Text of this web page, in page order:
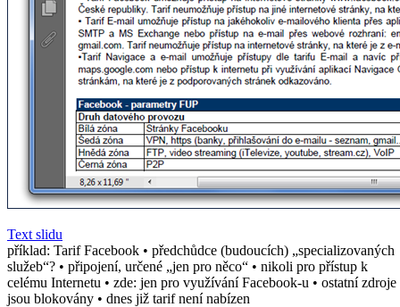
Text slidu
příklad: Tarif Facebook • předchůdce (budoucích) „specializovaných
služeb“? • připojení, určené „jen pro něco“ • nikoli pro přístup k
celému Internetu • zde: jen pro využívání Facebook-u • ostatní zdroje
jsou blokovány • dnes již tarif není nabízen